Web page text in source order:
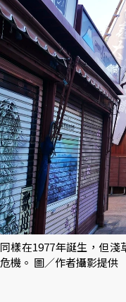
同樣在1977年誕生，但
危機。 圖／作者攝影提供